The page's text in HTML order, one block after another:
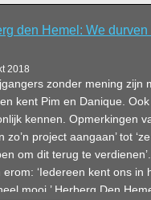
den Hemel: We
2018
zonder mening zijn
kent Pim en Danique.
kennen. Opmerkingen
zo’n project aangaan’ tot
om dit terug te
erom: ‘Iedereen kent ons in
mooi.’ Herberg Den